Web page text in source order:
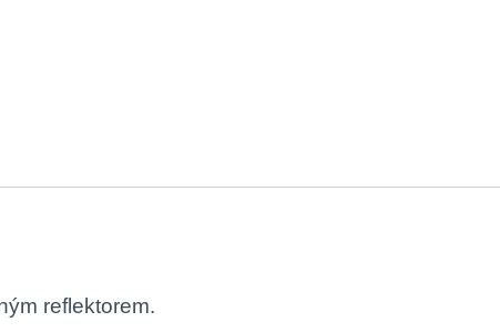
reflektorem.